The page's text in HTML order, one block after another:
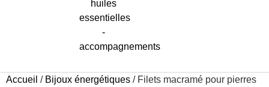
Accueil / Bijoux énergétiques / Filets macramé pour pierres